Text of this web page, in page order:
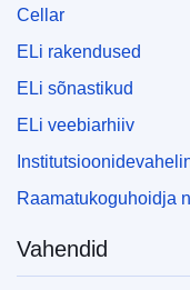
Cellar
ELi rakendused
ELi sõnastikud
ELi veebiarhiiv
Raamatukoguhoidja
Vahendid